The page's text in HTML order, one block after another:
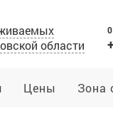
области
Цены Зона